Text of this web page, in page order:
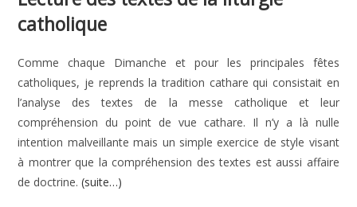
catholique
Comme chaque Dimanche et pour les principales fêtes
catholiques, je reprends la tradition cathare qui consistait en
l’analyse des textes de la messe catholique et leur
compréhension du point de vue cathare. Il n’y a là nulle
intention malveillante mais un simple exercice de style visant
à montrer que la compréhension des textes est aussi affaire
de doctrine.(suite…)